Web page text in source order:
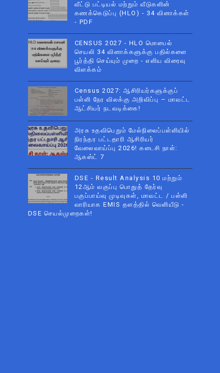
வீட்டு பட்டியல் மற்றும் வீடுகளின்
கணக்கெடுப்பு (HLO) - 34 வினாக்கள்
- PDF
CENSUS 2027 - HLO மொபைல்
செயலி 34 வினாக்களுக்கு பதில்களை
பூர்த்தி செய்யும் முறை - எளிய விரைவு
விளக்கம்
Census 2027: ஆசிரியர்களுக்குப்
பள்ளி நேர விலக்கு அறிவிப்பு – மாவட்ட
ஆட்சியர் நடவடிக்கை!
அரசு உதவிபெறும் மேல்நிலைப்பள்ளியில்
நிரந்தர பட்டதாரி ஆசிரியர்
வேலைவாய்ப்பு 2026! கடைசி நாள்:
ஆகஸ்ட் 7
DSE - Result Analysis 10 மற்றும்
12ஆம் வகுப்பு பொதுத் தேர்வு
பகுப்பாய்வு முடிவுகள், மாவட்ட / பள்ளி
வாரியாக EMIS தளத்தில் வெளியீடு -
DSE செயல்முறைகள்!